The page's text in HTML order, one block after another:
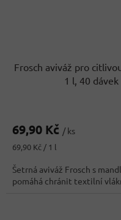
Frosch aviváž pro
1 l, 40 dávek
69,90 Kč / ks
Měrná
69,90 Kč / 1 l
Šetrná aviváž Frosch s
pomáhá chránit textilní